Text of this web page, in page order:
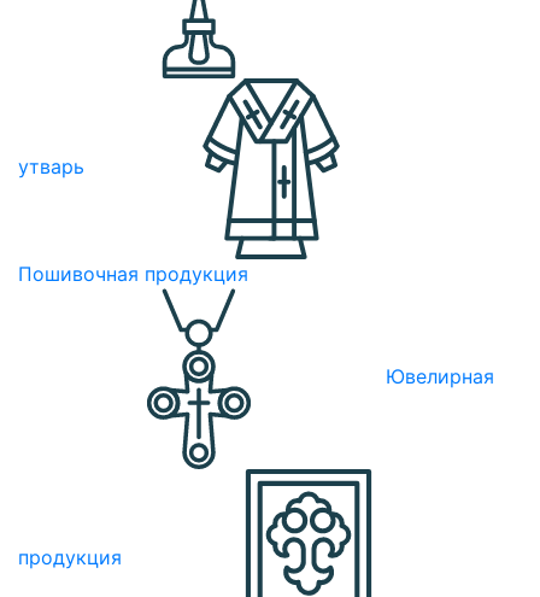
утварь
Пошивочная продукция
Ювелирная
продукция